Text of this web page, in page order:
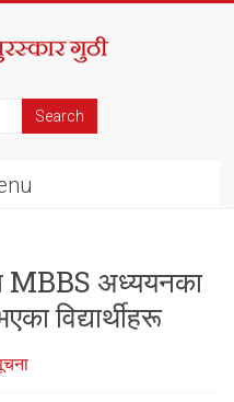
MBBS अध्ययनका
विद्यार्थीहरू